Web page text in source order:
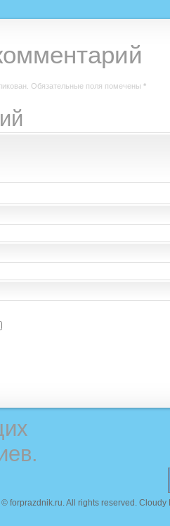
Обязательные поля помечены *
© forprazdnik.ru. All rights reserved.